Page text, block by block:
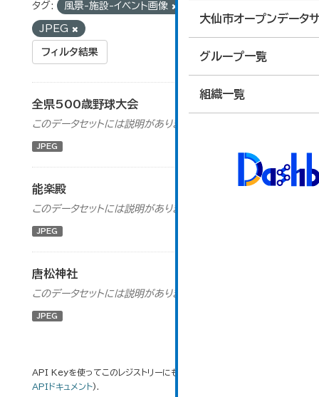
大仙市オープンデータ
グループ一覧
組織一覧
タグ: 風景-施設-イベント画像
JPEG
フィルタ結果
全県500歳野球大会
このデータセットには説明がありません
JPEG
能楽殿
このデータセットには説明がありません
JPEG
唐松神社
このデータセットには説明がありません
JPEG
API Keyを使ってこのレジストリーにもアクセス可能です
APIドキュメント).